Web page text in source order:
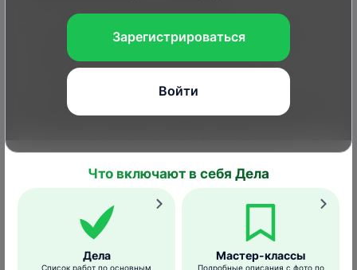
Перекапывать почву (можно с помощью
культиватора), вручную выбирая корни.
Эффективно для молодых всходов с
неглубокой корневой системой.
Регулярно и часто скашивать растения под
корень, не давая всходам отрастать. Так
расти.
Скосить весь лопух, затем укрыть землю
плотным слоем мульчи, черной пленкой или
спанбондом.
Зарегистрироваться
Войти
Что включают в себя Дела
Дела
Список работ по основным
Мастер-классы
Подробные описания с фото по